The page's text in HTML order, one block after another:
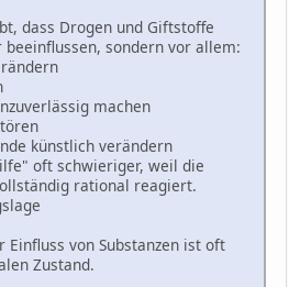
dass Drogen und Giftstoffe
beeinflussen, sondern vor allem:
machen
künstlich verändern
oft schwieriger, weil die
rational reagiert.
Einfluss von Substanzen ist oft
Zustand.